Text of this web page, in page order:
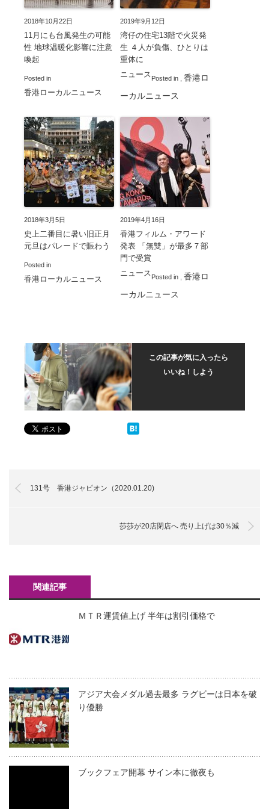
2018年10月22日
11月にも台風発生の可能
性 地球温暖化影響に注意
喚起
Posted in
香港ローカルニュース
2019年9月12日
湾仔の住宅13階で火災発
生 ４人が負傷、ひとりは
重体に
Posted in
ニュース
香港ロ
ーカルニュース
2018年3月5日
史上二番目に暑い旧正月
元旦はパレードで賑わう
Posted in
香港ローカルニュース
2019年4月16日
香港フィルム・アワード
発表 「無雙」が最多７部
門で受賞
Posted in
ニュース
香港ロ
ーカルニュース
この記事が気に入ったら
いいね！しよう
131号 香港ジャピオン（2020.01.20)
莎莎が20店閉店へ 売り上げは30％減
関連記事
ＭＴＲ運賃値上げ 半年は割引価格で
アジア大会メダル過去最多 ラグビーは日本を破
り優勝
ブックフェア開幕 サイン本に徹夜も